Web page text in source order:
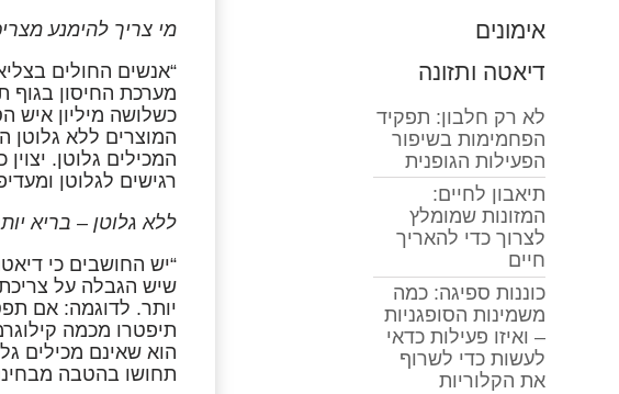
אימונים
דיאטה ותזונה
לא רק חלבון: תפקיד
הפחמימות בשיפור
הפעילות הגופנית
תיאבון לחיים:
המזונות שמומלץ
לצרוך כדי להאריך
חיים
כוננות ספיגה: כמה
משמינות הסופגניות
– ואיזו פעילות כדאי
לעשות כדי לשרוף
את הקלוריות
מי צריך להימנע
“אנשים החולים
מערכת החיסון
כשלושה מיליון איש
המוצרים ללא גלוטן
המכילים גלוטן.
רגישים לגלוטן
ללא גלוטן – בריא
“יש החושבים כי
שיש הגבלה על
יותר. לדוגמה: אם
תיפטרו מכמה
הוא שאינם מכילים
תחושו בהטבה